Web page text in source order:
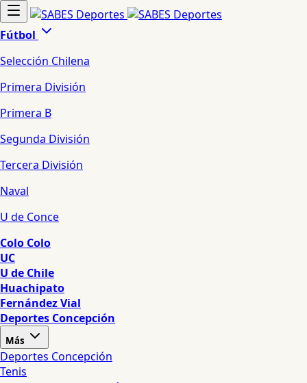
Fútbol
Selección Chilena
Primera División
Primera B
Segunda División
Tercera División
Naval
U de Conce
Colo Colo
UC
U de Chile
Huachipato
Fernández Vial
Deportes Concepción
Más
Deportes Concepción
Tenis